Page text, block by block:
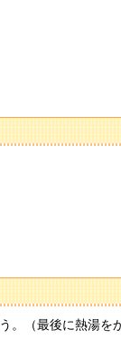
（最後に熱湯を